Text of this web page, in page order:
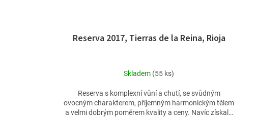
Reserva 2017, Tierras de la Reina, Rioja
Skladem (55 ks)
Reserva s komplexní vůní a chutí, se svůdným
ovocným charakterem, příjemným harmonickým tělem
a velmi dobrým poměrem kvality a ceny. Navíc získala